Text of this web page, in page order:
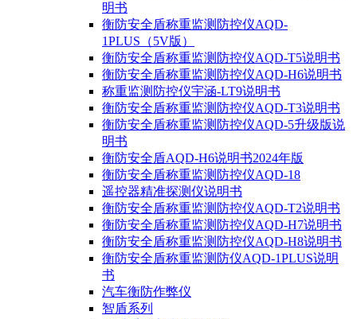
明书
衡防安全盾称重监测防控仪AQD-
1PLUS（5V版）
衡防安全盾称重监测防控仪AQD-T5说明书
衡防安全盾称重监测防控仪AQD-H6说明书
称重监测防控仪宇涵-LT9说明书
衡防安全盾称重监测防控仪AQD-T3说明书
衡防安全盾称重监测防控仪AQD-5升级版说
明书
衡防安全盾AQD-H6说明书2024年版
衡防安全盾称重监测防控仪AQD-18
遥控器精准探测仪说明书
衡防安全盾称重监测防控仪AQD-T2说明书
衡防安全盾称重监测防控仪AQD-H7说明书
衡防安全盾称重监测防控仪AQD-H8说明书
衡防安全盾称重监测防仪AQD-1PLUS说明
书
汽车衡防作弊仪
智盾系列